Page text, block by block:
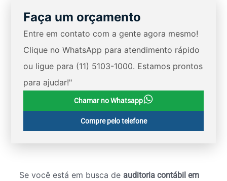
Faça um orçamento
Entre em contato com a gente agora mesmo!
Clique no WhatsApp para atendimento rápido
ou ligue para (11) 5103-1000. Estamos prontos
para ajudar!"
Chamar no Whatsapp
Compre pelo telefone
Se você está em busca de auditoria contábil em